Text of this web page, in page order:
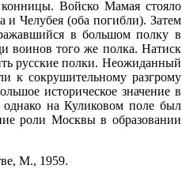
конницы. Войско Мамая стояло
и Челубея (оба погибли). Затем
в большом полку в
воинов того же полка. Натиск
русские полки. Неожиданный
к сокрушительному разгрому
историческое значение в
однако на Куликовом поле был
роли Москвы в образовании
М., 1959.